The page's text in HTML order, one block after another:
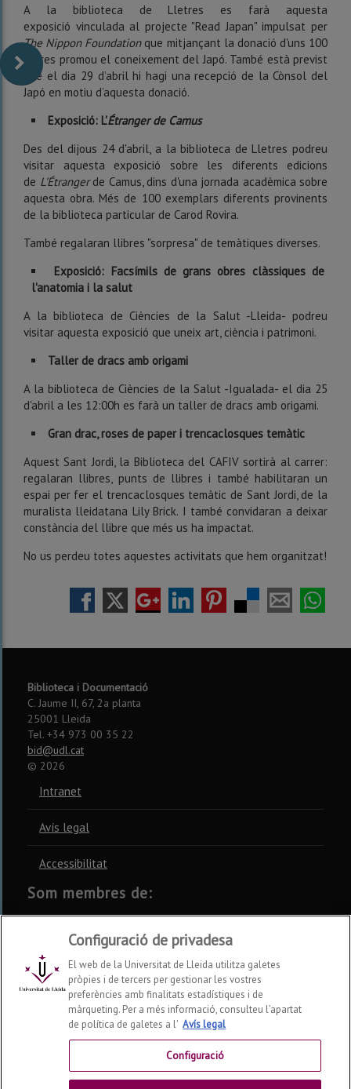
A la biblioteca de Lletres es farà aquesta
exposició vinculada al projecte "Read Japan" impulsat per
The Nippon Foundationque mitjançant la donació d'uns 100
llibres promou el coneixement del Japó. També està previst
que el dia 29 d’abril hi hagi una recepció de la Cònsol del
Japó en motiu d’aquesta donació.
Exposició: L'Étranger de Camus
Des del dijous 24 d'abril, a la biblioteca de Lletres podreu
visitar aquesta exposició sobre les diferents edicions
de L'Étrangerde Camus, dins d'una jornada acadèmica sobre
aquesta obra. Més de 100 exemplars diferents provinents
de la biblioteca particular de Carod Rovira.
També regalaran llibres "sorpresa" de temàtiques diverses.
Exposició: Facsímils de grans obres clàssiques de
l'anatomia i la salut
A la biblioteca de Ciències de la Salut -Lleida- podreu
visitar aquesta exposició que uneix art, ciència i patrimoni.
Taller de dracs amb origami
A la biblioteca de Ciències de la Salut -Igualada- el dia 25
d'abril a les 12:00h es farà un taller de dracs amb origami.
Gran drac, roses de paper i trencaclosques temàtic
Aquest Sant Jordi, la Biblioteca del CAFIV sortirà al carrer:
regalaran llibres, punts de llibres i també habilitaran un
espai per fer el trencaclosques temàtic de Sant Jordi, de la
muralista lleidatana Lily Brick. I també convidaran a deixar
constància del llibre que més us ha impactat.
No us perdeu totes aquestes activitats que hem organitzat!
Biblioteca i Documentació
C. Jaume II, 67, 2a planta
25001 Lleida
Tel. +34 973 00 35 22
bid@udl.cat
© 2026
Intranet
Avís legal
Accessibilitat
Som membres de:
CSUC REBIUN CRUE
Xarxes socials
Configuració de privadesa
El web de la Universitat de Lleida utilitza galetes
pròpies i de tercers per gestionar les vostres
preferències amb finalitats estadístiques i de
màrqueting. Per a més informació, consulteu l’apartat
de política de galetes a l' Avís legal
Configuració